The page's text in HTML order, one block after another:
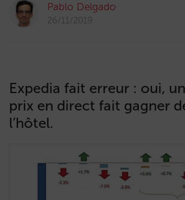
Pablo Delgado
26/11/2019
Expedia fait erreur : oui,
prix en direct fait gagner
l’hôtel.